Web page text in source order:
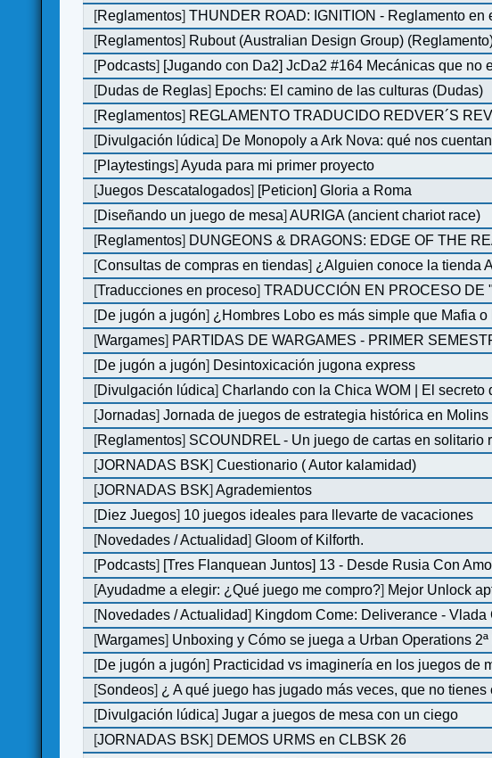
[Reglamentos]THUNDER ROAD: IGNITION - Reglamento en
[Reglamentos] Rubout (Australian Design Group)
[Podcasts] [Jugando con Da2] JcDa2 #164 Mecánicas que no
[Dudas de Reglas] Epochs: El camino de las culturas (Dudas)
[Reglamentos] REGLAMENTO TRADUCIDO REDVER´S
[Divulgación lúdica] De Monopoly a Ark Nova: qué nos
[Playtestings]Ayuda para mi primer proyecto
[Juegos Descatalogados] [Peticion] Gloria a Roma
[Diseñando un juego de mesa]AURIGA (ancient chariot race)
[Reglamentos] DUNGEONS & DRAGONS: EDGE OF THE
[Consultas de compras en tiendas] ¿Alguien conoce la tienda
[Traducciones en proceso]TRADUCCIÓN EN PROCESO DE
[De jugón a jugón] ¿Hombres Lobo es más simple que Mafia
[Wargames] PARTIDAS DE WARGAMES - PRIMER
[De jugón a jugón] Desintoxicación jugona express
[Divulgación lúdica]Charlando con la Chica WOM | El
[Jornadas]Jornada de juegos de estrategia histórica en
[Reglamentos] SCOUNDREL - Un juego de cartas en solitario
[JORNADAS BSK]Cuestionario ( Autor kalamidad)
[JORNADAS BSK]Agrademientos
[Diez Juegos] 10 juegos ideales para llevarte de vacaciones
[Novedades / Actualidad]Gloom of Kilforth.
[Podcasts] [Tres Flanquean Juntos] 13 - Desde Rusia Con
[Ayudadme a elegir: ¿Qué juego me compro?] Mejor Unlock
[Novedades / Actualidad] Kingdom Come: Deliverance - Vlada
[Wargames] Unboxing y Cómo se juega a Urban Operations
[De jugón a jugón] Practicidad vs imaginería en los juegos de
[Sondeos] ¿ A qué juego has jugado más veces, que no
[Divulgación lúdica]Jugar a juegos de mesa con un ciego
[JORNADAS BSK] DEMOS URMS en CLBSK 26